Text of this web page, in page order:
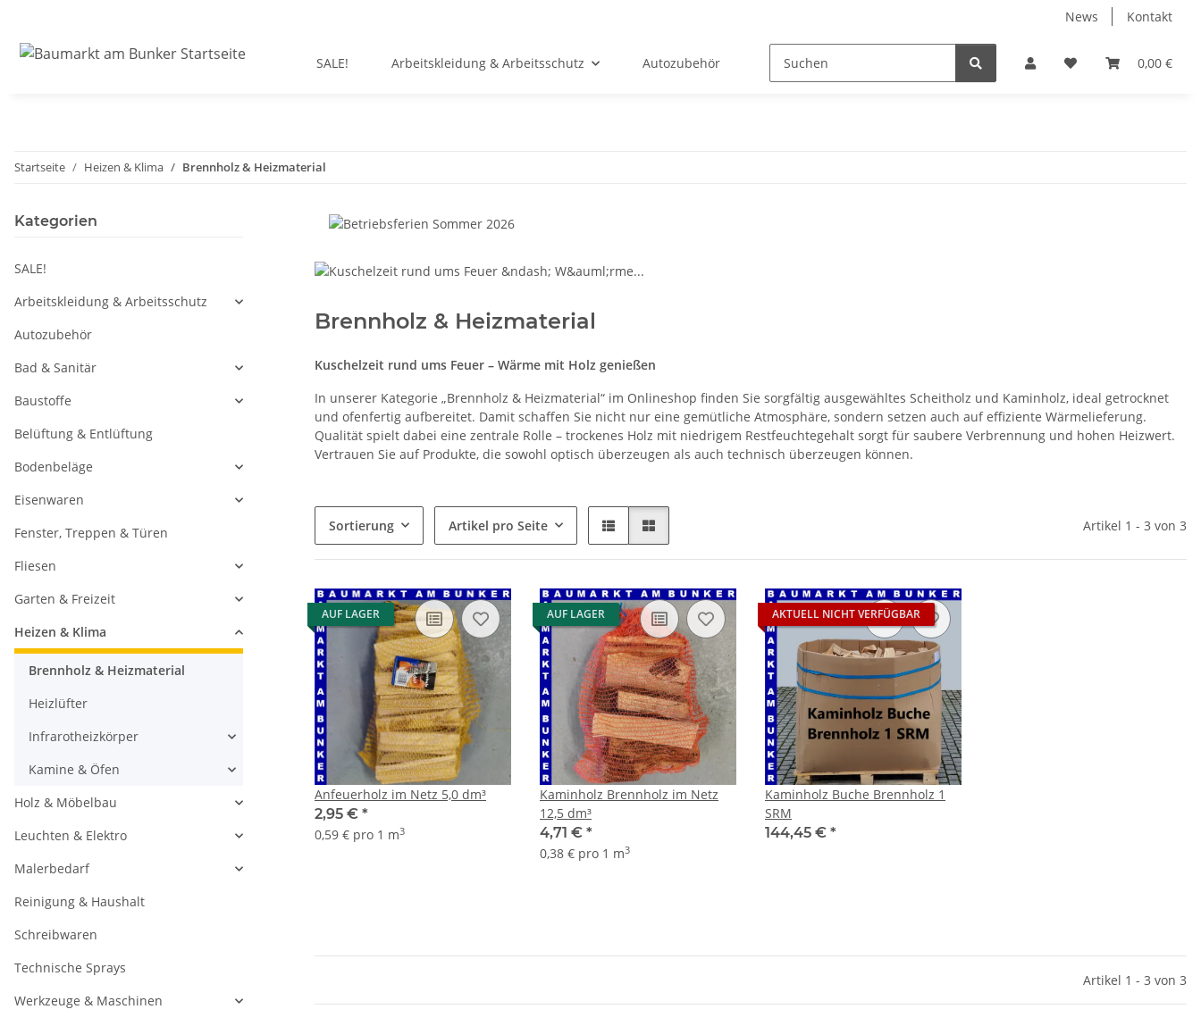
News Kontakt
0,00 €
SALE! Arbeitskleidung & Arbeitsschutz Autozubehör Bad & Sanitär Belüftung & Entlüftung
Startseite Heizen & Klima Brennholz & Heizmaterial
Brennholz & Heizmaterial
Kuschelzeit rund ums Feuer – Wärme mit Holz genießen
In unserer Kategorie „Brennholz & Heizmaterial“ im Onlineshop finden Sie sorgfältig ausgewähltes Scheitholz und Kaminholz, ideal getrocknet
und ofenfertig aufbereitet. Damit schaffen Sie nicht nur eine gemütliche Atmosphäre, sondern setzen auch auf effiziente Wärmelieferung.
Qualität spielt dabei eine zentrale Rolle – trockenes Holz mit niedrigem Restfeuchtegehalt sorgt für saubere Verbrennung und hohen Heizwert.
Vertrauen Sie auf Produkte, die sowohl optisch überzeugen als auch technisch überzeugen können.
Sortierung Artikel pro Seite Artikel 1 - 3 von 3
AUF LAGER
Anfeuerholz im Netz 5,0 dm³
2,95 € *
0,59 € pro 1 m3
AUF LAGER
Kaminholz Brennholz im Netz
12,5 dm³
4,71 € *
0,38 € pro 1 m3
AKTUELL NICHT VERFÜGBAR
Kaminholz Buche Brennholz 1
SRM
144,45 € *
Artikel 1 - 3 von 3
Kategorien
SALE!
Arbeitskleidung & Arbeitsschutz
Autozubehör
Bad & Sanitär
Baustoffe
Belüftung & Entlüftung
Bodenbeläge
Eisenwaren
Fenster, Treppen & Türen
Fliesen
Garten & Freizeit
Heizen & Klima
Brennholz & Heizmaterial
Heizlüfter
Infrarotheizkörper
Kamine & Öfen
Holz & Möbelbau
Leuchten & Elektro
Malerbedarf
Reinigung & Haushalt
Schreibwaren
Technische Sprays
Werkzeuge & Maschinen